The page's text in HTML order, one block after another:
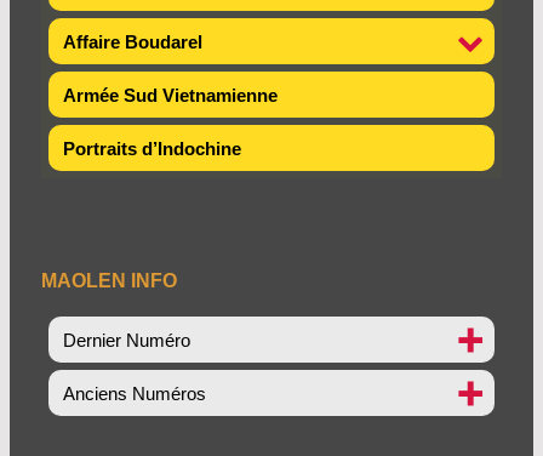
Affaire Boudarel
Armée Sud Vietnamienne
Portraits d’Indochine
MAOLEN INFO
Dernier Numéro
Anciens Numéros